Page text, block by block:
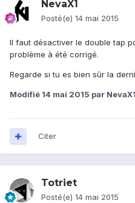
NevaX1
Posté(e) 14 mai 2015
Il faut désactiver le double tap
problème à été corrigé.
Regarde si tu es bien sûr la
Modifié 14 mai 2015 par NevaX1
Citer
Totriet
Posté(e) 14 mai 2015